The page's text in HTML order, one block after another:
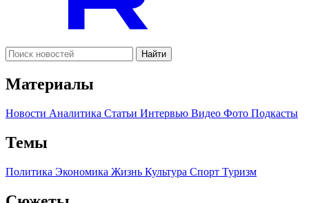
Найти
Материалы
Новости Аналитика Статьи Интервью Видео Фото Подкасты
Темы
Политика Экономика Жизнь Культура Спорт Туризм